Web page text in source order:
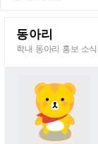
동아리
학내 동아리 홍보 소